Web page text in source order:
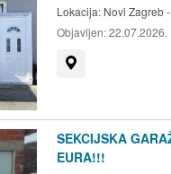
Lokacija: Novi Zagreb
Objavljen:22.07.2026.
SEKCIJSKA
EURA!!!